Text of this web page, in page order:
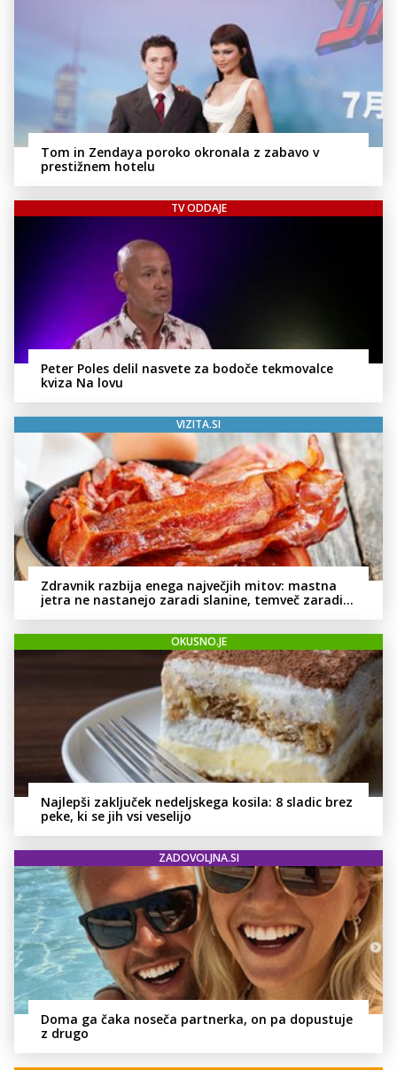
Tom in Zendaya poroko okronala z zabavo v
prestižnem hotelu
TV ODDAJE
Peter Poles delil nasvete za bodoče tekmovalce
kviza Na lovu
VIZITA.SI
Zdravnik razbija enega največjih mitov: mastna
jetra ne nastanejo zaradi slanine, temveč zaradi
OKUSNO.JE
Najlepši zaključek nedeljskega kosila: 8 sladic brez
peke, ki se jih vsi veselijo
ZADOVOLJNA.SI
Doma ga čaka noseča partnerka, on pa dopustuje
z drugo